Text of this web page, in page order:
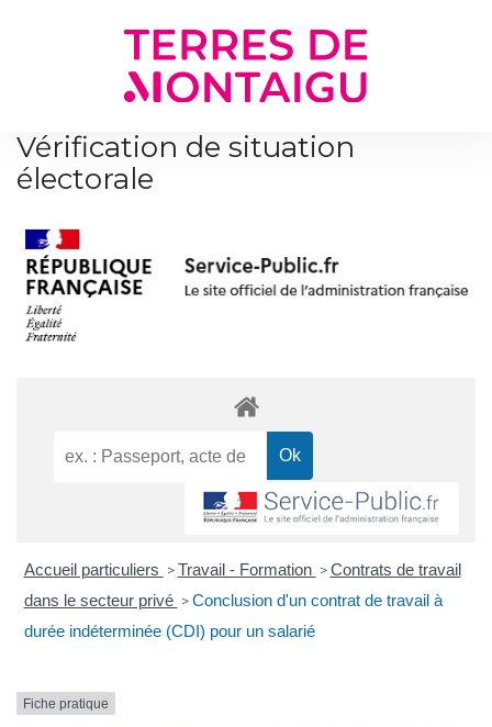
Vérification de situation
électorale
Accueil particuliers > Travail - Formation > Contrats de travail
dans le secteur privé > Conclusion d'un contrat de travail à
durée indéterminée (CDI) pour un salarié
Fiche pratique